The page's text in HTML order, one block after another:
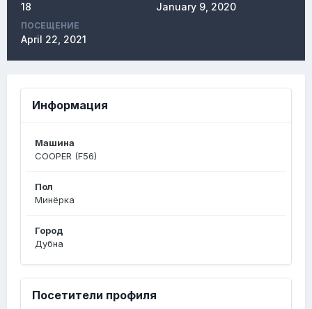
18 January 9, 2020
ПОСЕЩЕНИЕ
April 22, 2021
Информация
Машина
COOPER (F56)
Пол
Минёрка
Город
Дубна
Посетители профиля